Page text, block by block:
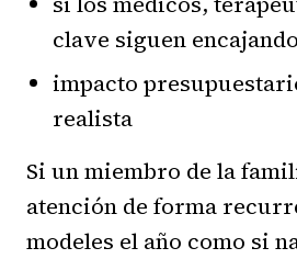
clave siguen
impacto
realista
Si un miembro de la
atención de forma
modeles el año como si